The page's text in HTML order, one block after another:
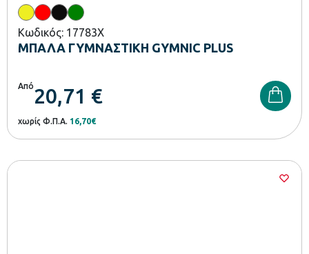
Κωδικός: 17783X
ΜΠΑΛΑ ΓΥΜΝΑΣΤΙΚΗ GYMNIC PLUS
Από20,71 €
χωρίς Φ.Π.Α. 16,70€